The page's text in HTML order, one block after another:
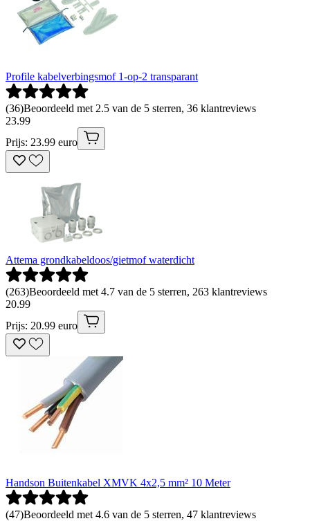
Profile kabelverbingsmof 1-op-2 transparant
(36)Beoordeeld met 2.5 van de 5 sterren, 36 klantreviews
23.99
Prijs: 23.99 euro
Attema grondkabeldoos/gietmof waterdicht
(263)Beoordeeld met 4.7 van de 5 sterren, 263 klantreviews
20.99
Prijs: 20.99 euro
Handson Buitenkabel XMVK 4x2,5 mm² 10 Meter
(47)Beoordeeld met 4.6 van de 5 sterren, 47 klantreviews